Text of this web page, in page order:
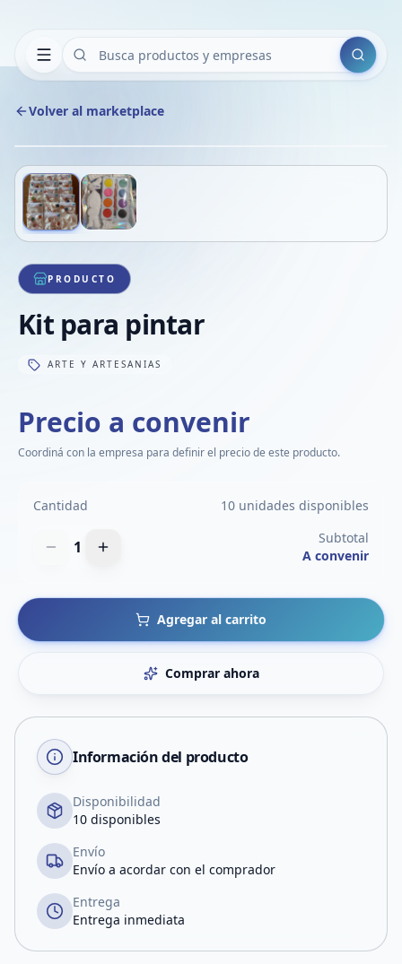
Buscar
Volver al marketplace
1/2
PRODUCTO
Kit para pintar
ARTE Y ARTESANIAS
Precio a convenir
Coordiná con la empresa para definir el precio de este producto.
Cantidad 10 unidades disponibles
1
Subtotal
A convenir
Agregar al carrito
Comprar ahora
Información del producto
Disponibilidad
10 disponibles
Envío
Envío a acordar con el comprador
Entrega
Entrega inmediata